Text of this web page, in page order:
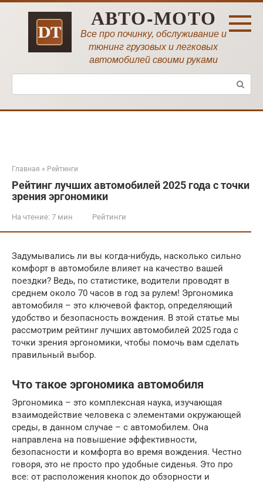
Перейти
АВТО-МОТО
Все про починку, обслуживание и
тюнинг грузовых и легковых
автомобилей своими руками
Поиск:
Главная » Рейтинги
Рейтинг лучших автомобилей 2025 года с точки
зрения эргономики
На чтение: 7 мин Рейтинги
Задумывались ли вы когда-нибудь, насколько сильно
комфорт в автомобиле влияет на качество вашей
поездки? Ведь, по статистике, водители проводят в
среднем около 70 часов в год за рулем! Эргономика
автомобиля – это ключевой фактор, определяющий
удобство и безопасность вождения. В этой статье мы
рассмотрим рейтинг лучших автомобилей 2025 года с
точки зрения эргономики, чтобы помочь вам сделать
правильный выбор.
Что такое эргономика автомобиля
Эргономика – это комплексная наука, изучающая
взаимодействие человека с элементами окружающей
среды, в данном случае – с автомобилем. Она
направлена на повышение эффективности,
безопасности и комфорта во время вождения. Честно
говоря, это не просто про удобные сиденья. Это про
все: от расположения кнопок до обзорности и